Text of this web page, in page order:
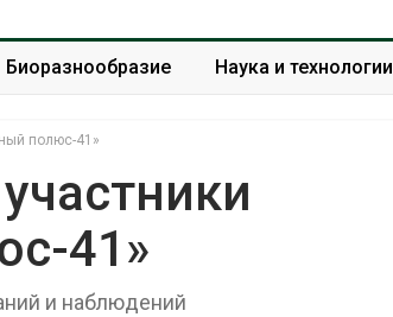
Биоразнообразие Наука и технологии
полюс-41»
41»
и наблюдений